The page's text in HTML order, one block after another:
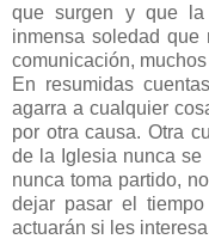
que surgen y que la
inmensa soledad que
comunicación,
En resumidas
agarra a cualquier
por otra causa. Otra
de la Iglesia nunca se
nunca toma partido,
dejar pasar el
actuarán si les